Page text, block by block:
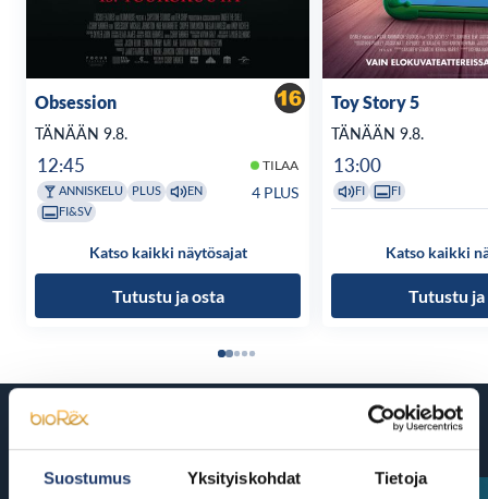
Suostumus Yksityiskohdat Tietoja
Obsession
TÄNÄÄN 9.8.
12:45 TILAA
ANNISKELU PLUS
EN
FI&SV
4 PLUS
Katso kaikki näytösajat
Tutustu ja osta
Toy Story 5
TÄNÄÄN 9.8.
13:00
FI FI
Katso kaikki
Tutustu ja
Tulossa